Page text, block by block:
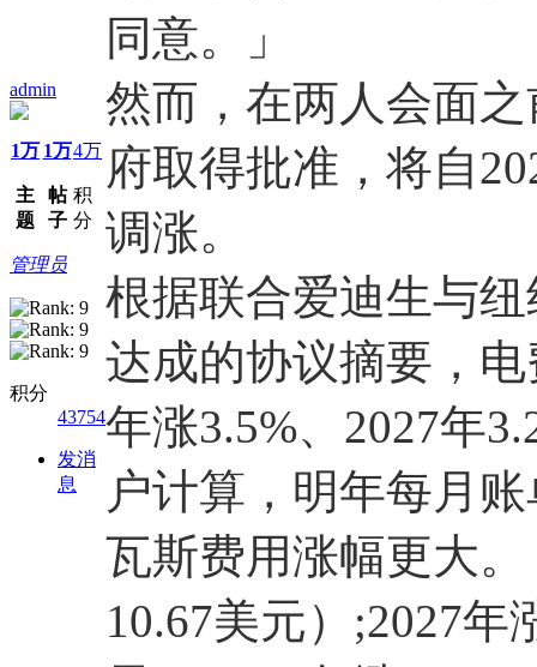
admin
1万
主
题
1万
帖
子
4万
积
分
管理员
积分
43754
发消
息
同意。」
然而，在两人会面
府取得批准，将自
调涨。
根据联合爱迪生与
达成的协议摘要，
年涨3.5%、2027年
户计算，明年每月
瓦斯费用涨幅更大
10.67美元）;2027年